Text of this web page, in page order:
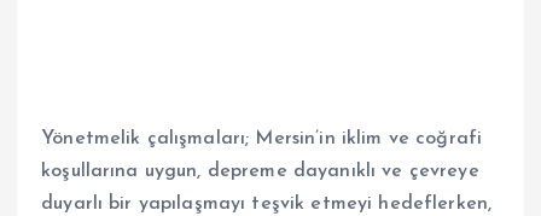
Yönetmelik çalışmaları; Mersin’in iklim ve coğrafi
koşullarına uygun, depreme dayanıklı ve çevreye
duyarlı bir yapılaşmayı teşvik etmeyi hedeflerken,